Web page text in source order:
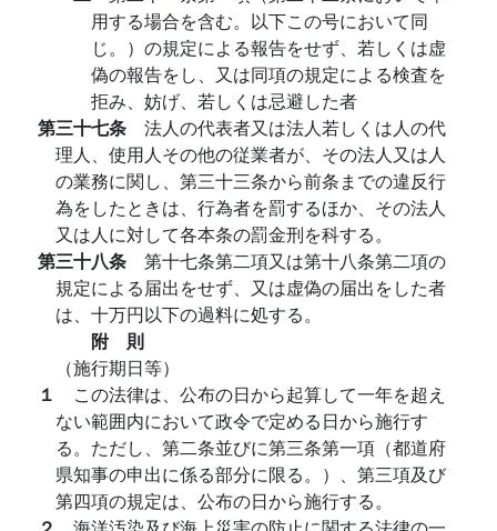
用する場合を含む。以下この号において同
じ。）の規定による報告をせず、若しくは虚
偽の報告をし、又は同項の規定による検査を
拒み、妨げ、若しくは忌避した者
第三十七条 法人の代表者又は法人若しくは人の代
理人、使用人その他の従業者が、その法人又は人
の業務に関し、第三十三条から前条までの違反行
為をしたときは、行為者を罰するほか、その法人
又は人に対して各本条の罰金刑を科する。
第三十八条 第十七条第二項又は第十八条第二項の
規定による届出をせず、又は虚偽の届出をした者
は、十万円以下の過料に処する。
附 則
（施行期日等）
１ この法律は、公布の日から起算して一年を超え
ない範囲内において政令で定める日から施行す
る。ただし、第二条並びに第三条第一項（都道府
県知事の申出に係る部分に限る。）、第三項及び
第四項の規定は、公布の日から施行する。